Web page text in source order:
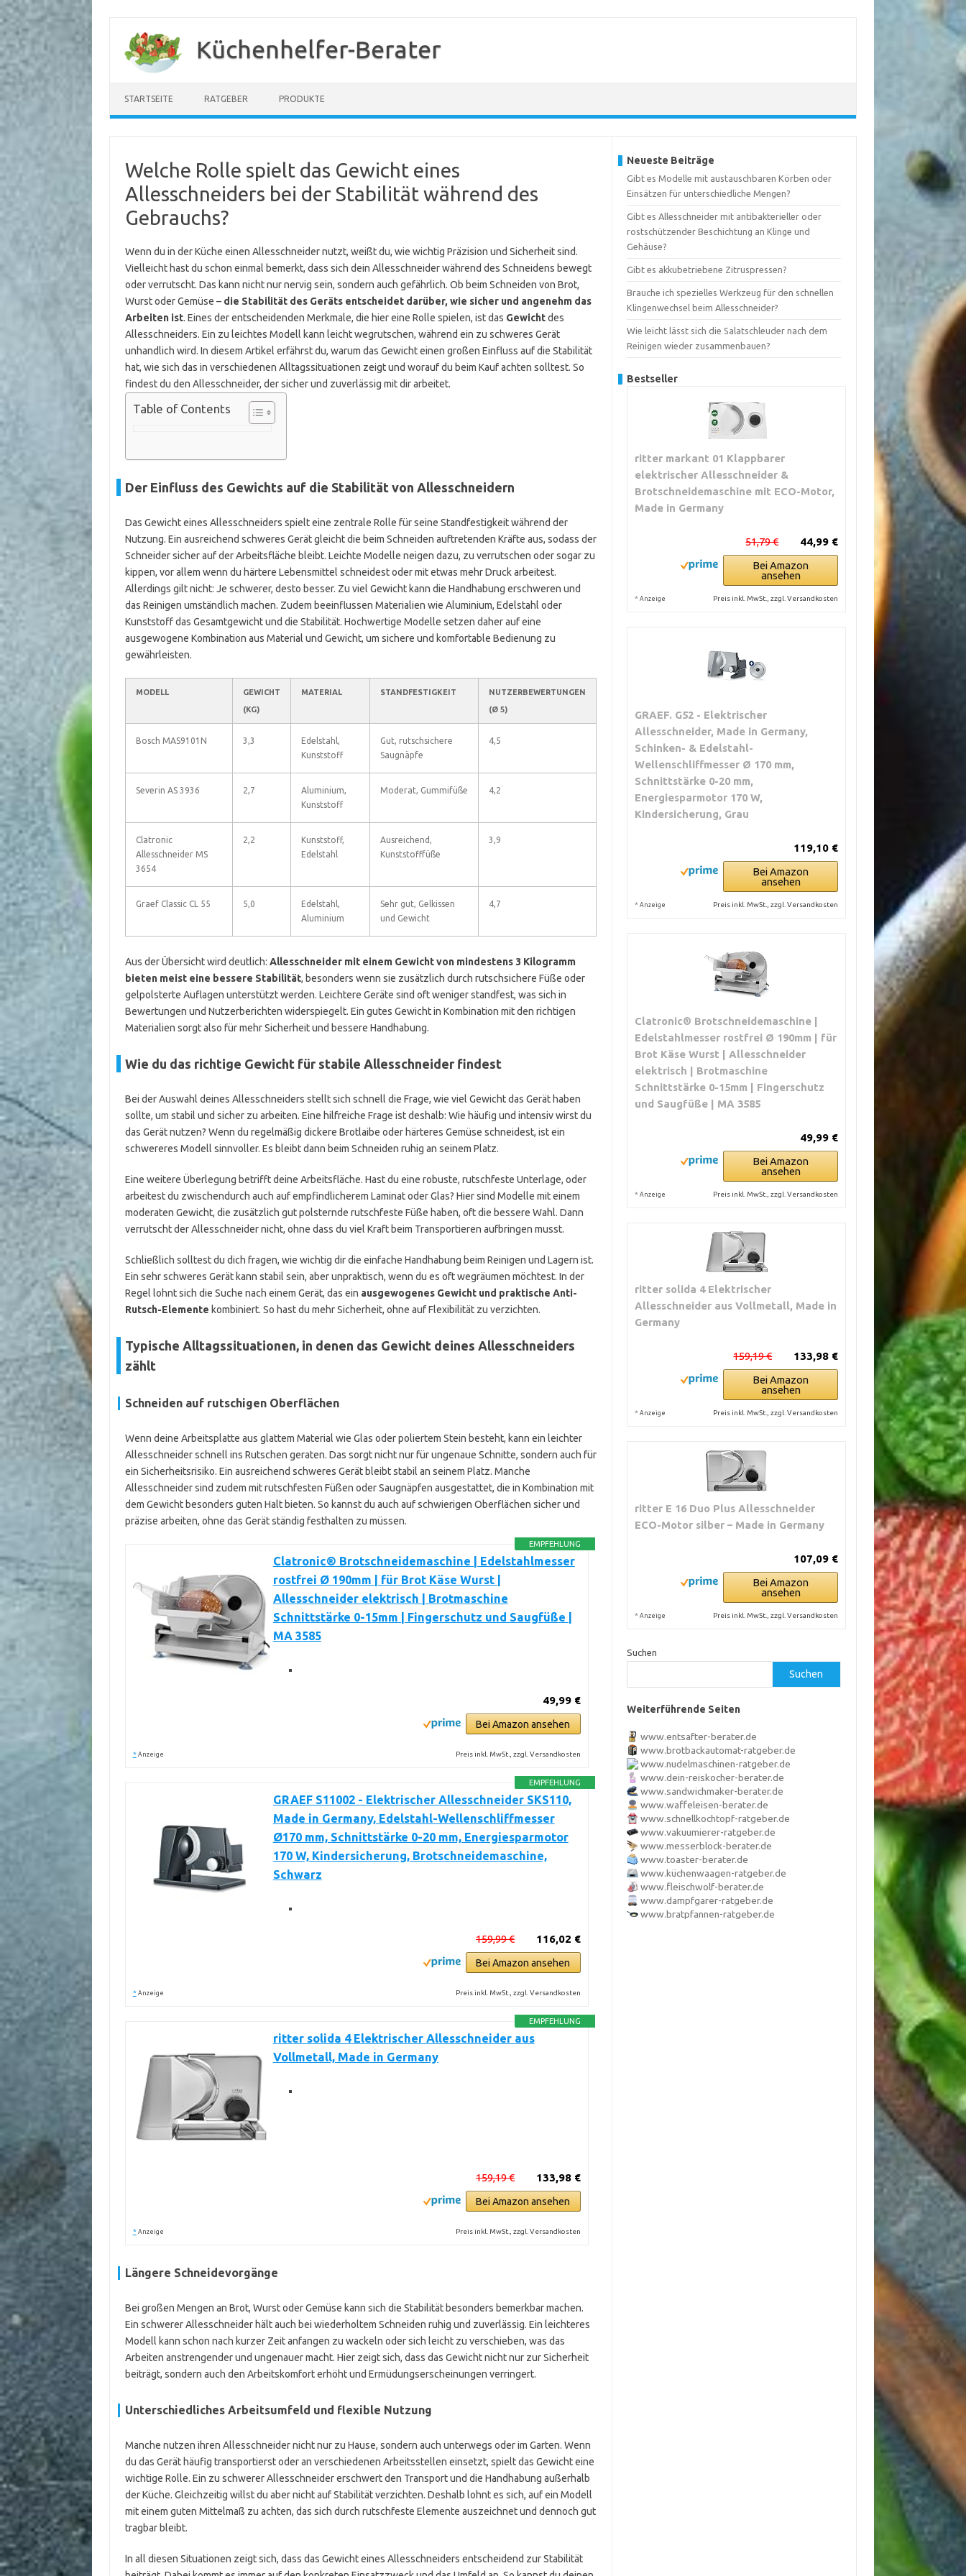
springen
Küchenhelfer-Berater
STARTSEITE RATGEBER PRODUKTE
Welche Rolle spielt das Gewicht eines
Allesschneiders bei der Stabilität während des
Gebrauchs?
Wenn du in der Küche einen Allesschneider nutzt, weißt du, wie wichtig Präzision und Sicherheit sind.
Vielleicht hast du schon einmal bemerkt, dass sich dein Allesschneider während des Schneidens bewegt
oder verrutscht. Das kann nicht nur nervig sein, sondern auch gefährlich. Ob beim Schneiden von Brot,
Wurst oder Gemüse – die Stabilität des Geräts entscheidet darüber, wie sicher und angenehm das
Arbeiten ist. Eines der entscheidenden Merkmale, die hier eine Rolle spielen, ist das Gewichtdes
Allesschneiders. Ein zu leichtes Modell kann leicht wegrutschen, während ein zu schweres Gerät
unhandlich wird. In diesem Artikel erfährst du, warum das Gewicht einen großen Einfluss auf die Stabilität
hat, wie sich das in verschiedenen Alltagssituationen zeigt und worauf du beim Kauf achten solltest. So
findest du den Allesschneider, der sicher und zuverlässig mit dir arbeitet.
Table of Contents
Der Einfluss des Gewichts auf die Stabilität von Allesschneidern
Das Gewicht eines Allesschneiders spielt eine zentrale Rolle für seine Standfestigkeit während der
Nutzung. Ein ausreichend schweres Gerät gleicht die beim Schneiden auftretenden Kräfte aus, sodass der
Schneider sicher auf der Arbeitsfläche bleibt. Leichte Modelle neigen dazu, zu verrutschen oder sogar zu
kippen, vor allem wenn du härtere Lebensmittel schneidest oder mit etwas mehr Druck arbeitest.
Allerdings gilt nicht: Je schwerer, desto besser. Zu viel Gewicht kann die Handhabung erschweren und
das Reinigen umständlich machen. Zudem beeinflussen Materialien wie Aluminium, Edelstahl oder
Kunststoff das Gesamtgewicht und die Stabilität. Hochwertige Modelle setzen daher auf eine
ausgewogene Kombination aus Material und Gewicht, um sichere und komfortable Bedienung zu
gewährleisten.
MODELL
GEWICHT
(KG)
MATERIAL STANDFESTIGKEIT
NUTZERBEWERTUNGEN
(Ø 5)
Bosch MAS9101N 3,3
Edelstahl,
Kunststoff
Gut, rutschsichere
Saugnäpfe
4,5
Severin AS 3936 2,7
Aluminium,
Kunststoff
Moderat, Gummifüße 4,2
Clatronic
Allesschneider MS
3654
2,2
Kunststoff,
Edelstahl
Ausreichend,
Kunststofffüße
3,9
Graef Classic CL 55 5,0
Edelstahl,
Aluminium
Sehr gut, Gelkissen
und Gewicht
4,7
Aus der Übersicht wird deutlich: Allesschneider mit einem Gewicht von mindestens 3 Kilogramm
bieten meist eine bessere Stabilität, besonders wenn sie zusätzlich durch rutschsichere Füße oder
gelpolsterte Auflagen unterstützt werden. Leichtere Geräte sind oft weniger standfest, was sich in
Bewertungen und Nutzerberichten widerspiegelt. Ein gutes Gewicht in Kombination mit den richtigen
Materialien sorgt also für mehr Sicherheit und bessere Handhabung.
Wie du das richtige Gewicht für stabile Allesschneider findest
Bei der Auswahl deines Allesschneiders stellt sich schnell die Frage, wie viel Gewicht das Gerät haben
sollte, um stabil und sicher zu arbeiten. Eine hilfreiche Frage ist deshalb: Wie häufig und intensiv wirst du
das Gerät nutzen? Wenn du regelmäßig dickere Brotlaibe oder härteres Gemüse schneidest, ist ein
schwereres Modell sinnvoller. Es bleibt dann beim Schneiden ruhig an seinem Platz.
Eine weitere Überlegung betrifft deine Arbeitsfläche. Hast du eine robuste, rutschfeste Unterlage, oder
arbeitest du zwischendurch auch auf empfindlicherem Laminat oder Glas? Hier sind Modelle mit einem
moderaten Gewicht, die zusätzlich gut polsternde rutschfeste Füße haben, oft die bessere Wahl. Dann
verrutscht der Allesschneider nicht, ohne dass du viel Kraft beim Transportieren aufbringen musst.
Schließlich solltest du dich fragen, wie wichtig dir die einfache Handhabung beim Reinigen und Lagern ist.
Ein sehr schweres Gerät kann stabil sein, aber unpraktisch, wenn du es oft wegräumen möchtest. In der
Regel lohnt sich die Suche nach einem Gerät, das ein ausgewogenes Gewicht und praktische Anti-
Rutsch-Elemente kombiniert. So hast du mehr Sicherheit, ohne auf Flexibilität zu verzichten.
Typische Alltagssituationen, in denen das Gewicht deines Allesschneiders
zählt
Schneiden auf rutschigen Oberflächen
Wenn deine Arbeitsplatte aus glattem Material wie Glas oder poliertem Stein besteht, kann ein leichter
Allesschneider schnell ins Rutschen geraten. Das sorgt nicht nur für ungenaue Schnitte, sondern auch für
ein Sicherheitsrisiko. Ein ausreichend schweres Gerät bleibt stabil an seinem Platz. Manche
Allesschneider sind zudem mit rutschfesten Füßen oder Saugnäpfen ausgestattet, die in Kombination mit
dem Gewicht besonders guten Halt bieten. So kannst du auch auf schwierigen Oberflächen sicher und
präzise arbeiten, ohne das Gerät ständig festhalten zu müssen.
EMPFEHLUNG
Clatronic® Brotschneidemaschine | Edelstahlmesser
rostfrei Ø 190mm | für Brot Käse Wurst |
Allesschneider elektrisch | Brotmaschine
Schnittstärke 0-15mm | Fingerschutz und Saugfüße |
MA 3585
49,99 €
Bei Amazon ansehen
* Anzeige Preis inkl. MwSt., zzgl. Versandkosten
EMPFEHLUNG
GRAEF S11002 - Elektrischer Allesschneider SKS110,
Made in Germany, Edelstahl-Wellenschliffmesser
Ø170 mm, Schnittstärke 0-20 mm, Energiesparmotor
170 W, Kindersicherung, Brotschneidemaschine,
Schwarz
116,02 €
159,99 €
Bei Amazon ansehen
* Anzeige Preis inkl. MwSt., zzgl. Versandkosten
EMPFEHLUNG
ritter solida 4 Elektrischer Allesschneider aus
Vollmetall, Made in Germany
133,98 €
159,19 €
Bei Amazon ansehen
* Anzeige Preis inkl. MwSt., zzgl. Versandkosten
Längere Schneidevorgänge
Bei großen Mengen an Brot, Wurst oder Gemüse kann sich die Stabilität besonders bemerkbar machen.
Ein schwerer Allesschneider hält auch bei wiederholtem Schneiden ruhig und zuverlässig. Ein leichteres
Modell kann schon nach kurzer Zeit anfangen zu wackeln oder sich leicht zu verschieben, was das
Arbeiten anstrengender und ungenauer macht. Hier zeigt sich, dass das Gewicht nicht nur zur Sicherheit
beiträgt, sondern auch den Arbeitskomfort erhöht und Ermüdungserscheinungen verringert.
Unterschiedliches Arbeitsumfeld und flexible Nutzung
Manche nutzen ihren Allesschneider nicht nur zu Hause, sondern auch unterwegs oder im Garten. Wenn
du das Gerät häufig transportierst oder an verschiedenen Arbeitsstellen einsetzt, spielt das Gewicht eine
wichtige Rolle. Ein zu schwerer Allesschneider erschwert den Transport und die Handhabung außerhalb
der Küche. Gleichzeitig willst du aber nicht auf Stabilität verzichten. Deshalb lohnt es sich, auf ein Modell
mit einem guten Mittelmaß zu achten, das sich durch rutschfeste Elemente auszeichnet und dennoch gut
tragbar bleibt.
In all diesen Situationen zeigt sich, dass das Gewicht eines Allesschneiders entscheidend zur Stabilität
Neueste Beiträge
Gibt es Modelle mit austauschbaren Körben oder
Einsätzen für unterschiedliche Mengen?
Gibt es Allesschneider mit antibakterieller oder
rostschützender Beschichtung an Klinge und
Gehäuse?
Gibt es akkubetriebene Zitruspressen?
Brauche ich spezielles Werkzeug für den schnellen
Klingenwechsel beim Allesschneider?
Wie leicht lässt sich die Salatschleuder nach dem
Reinigen wieder zusammenbauen?
Bestseller
ritter markant 01 Klappbarer
elektrischer Allesschneider &
Brotschneidemaschine mit ECO-Motor,
Made in Germany
44,99 €
51,79 €
Bei Amazon
ansehen
* Anzeige Preis inkl. MwSt., zzgl. Versandkosten
GRAEF. G52 - Elektrischer
Allesschneider, Made in Germany,
Schinken- & Edelstahl-
Wellenschliffmesser Ø 170 mm,
Schnittstärke 0-20 mm,
Energiesparmotor 170 W,
Kindersicherung, Grau
119,10 €
Bei Amazon
ansehen
* Anzeige Preis inkl. MwSt., zzgl. Versandkosten
Clatronic® Brotschneidemaschine |
Edelstahlmesser rostfrei Ø 190mm | für
Brot Käse Wurst | Allesschneider
elektrisch | Brotmaschine
Schnittstärke 0-15mm | Fingerschutz
und Saugfüße | MA 3585
49,99 €
Bei Amazon
ansehen
* Anzeige Preis inkl. MwSt., zzgl. Versandkosten
ritter solida 4 Elektrischer
Allesschneider aus Vollmetall, Made in
Germany
133,98 €
159,19 €
Bei Amazon
ansehen
* Anzeige Preis inkl. MwSt., zzgl. Versandkosten
ritter E 16 Duo Plus Allesschneider
ECO-Motor silber – Made in Germany
107,09 €
Bei Amazon
ansehen
* Anzeige Preis inkl. MwSt., zzgl. Versandkosten
Suchen
Suchen
Weiterführende Seiten
www.entsafter-berater.de
www.brotbackautomat-ratgeber.de
www.nudelmaschinen-ratgeber.de
www.dein-reiskocher-berater.de
www.sandwichmaker-berater.de
www.waffeleisen-berater.de
www.schnellkochtopf-ratgeber.de
www.vakuumierer-ratgeber.de
www.messerblock-berater.de
www.toaster-berater.de
www.küchenwaagen-ratgeber.de
www.fleischwolf-berater.de
www.dampfgarer-ratgeber.de
www.bratpfannen-ratgeber.de